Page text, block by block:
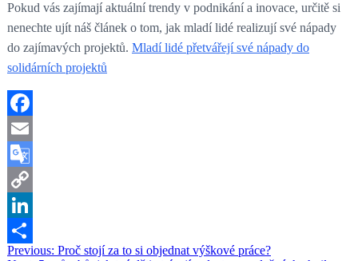
Pokud vás zajímají aktuální trendy v podnikání a inovace, určitě si
nenechte ujít náš článek o tom, jak mladí lidé realizují své nápady
do zajímavých projektů. Mladí lidé přetvářejí své nápady do
solidárních projektů
Facebook
Email
Google
Translate
Copy
Link
LinkedIn
Share
Navigace
Previous: Proč stojí za to si objednat výškové práce?